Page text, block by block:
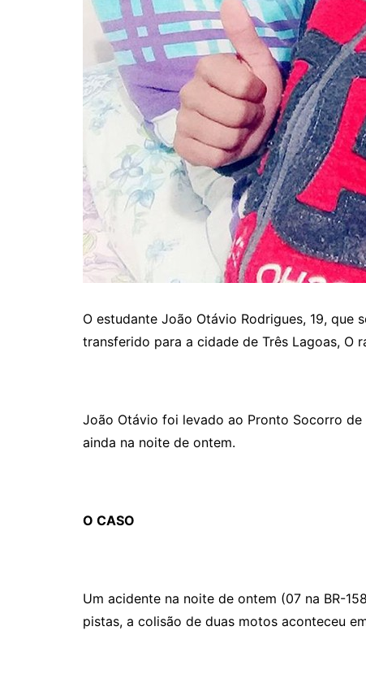
O estudante João Otávio Rodrigues, 19,
transferido para a cidade de Três Lagoas, O
João Otávio foi levado ao Pronto Socorro
ainda na noite de ontem.
O CASO
Um acidente na noite de ontem (07 na BR-
pistas, a colisão de duas motos aconteceu